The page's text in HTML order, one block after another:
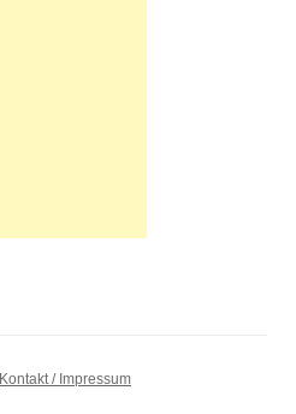
Kontakt / Impressum